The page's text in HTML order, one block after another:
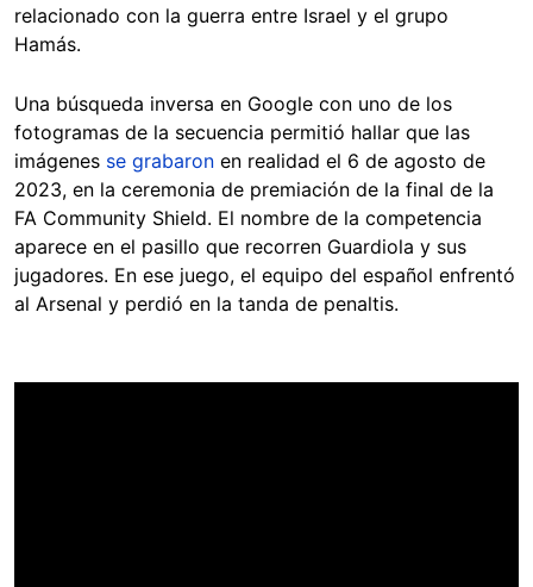
relacionado con la guerra entre Israel y el grupo
Hamás.
Una búsqueda inversa en Google con uno de los
fotogramas de la secuencia permitió hallar que las
imágenes se grabaron en realidad el 6 de agosto de
2023, en la ceremonia de premiación de la final de la
FA Community Shield. El nombre de la competencia
aparece en el pasillo que recorren Guardiola y sus
jugadores. En ese juego, el equipo del español enfrentó
al Arsenal y perdió en la tanda de penaltis.